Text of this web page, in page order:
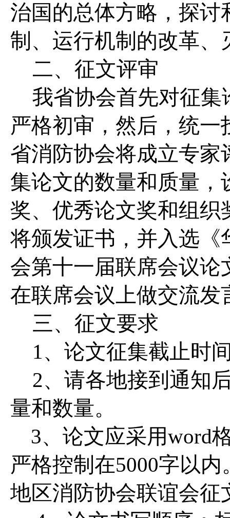
治国的总体方略，探
制、运行机制的改革
二、征文评审
我省协会首先对征
严格初审，然后，统
省消防协会将成立专
集论文的数量和质量
奖、优秀论文奖和组
将颁发证书，并入选
会第十一届联席会议论
在联席会议上做交流发
三、征文要求
1、论文征集截止时
2、 请各地接到通知
量和数量。
3、论文应采用word
严格控制在5000字以
地区消防协会联谊会征